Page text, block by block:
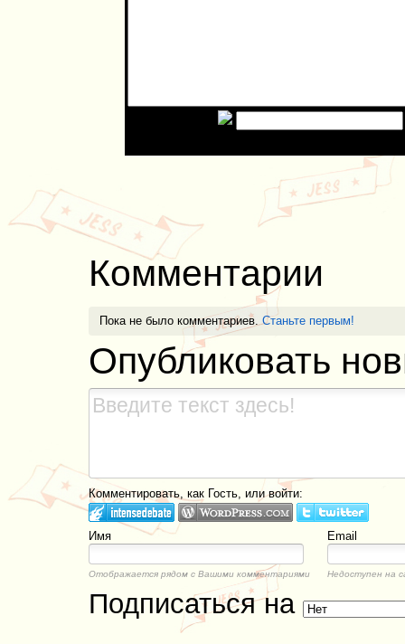
Комментарии
Пока не было комментариев. Станьте первым!
Опубликовать
Комментировать, как Гость, или войти:
Имя Email
Отображается рядом с Вашими комментариями Недоступен на
Подписаться на